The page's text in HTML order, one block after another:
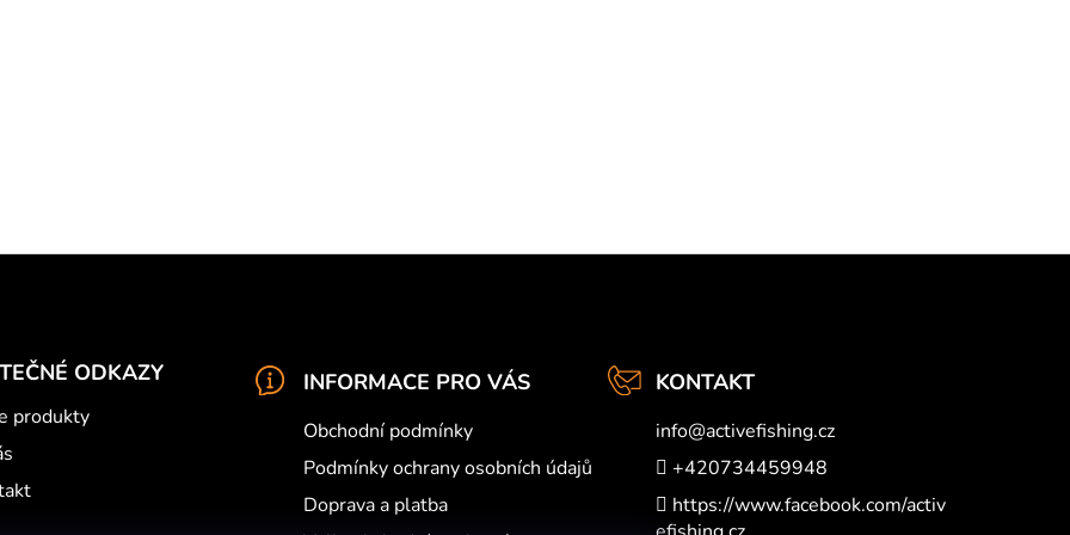
ODKAZY
produkty
INFORMACE PRO VÁS
Obchodní podmínky
Podmínky ochrany osobních údajů
Doprava a platba
KONTAKT
info@activefishing.cz
+420734459948
https://www.facebook.com/activ